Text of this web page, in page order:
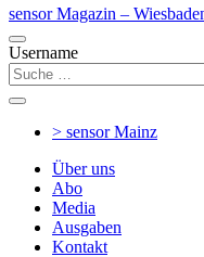
sensor Magazin –
Username
> sensorMainz
Über uns
Abo
Media
Ausgaben
Kontakt